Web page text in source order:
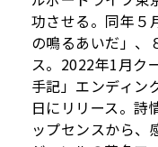
功させる。同年５
の鳴るあいだ」、
ス。2022年1月ク
手記」エンディ
日にリリース。詩
ップセンスから、